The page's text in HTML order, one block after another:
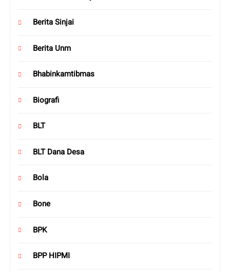
Berita Sinjai
Berita Unm
Bhabinkamtibmas
Biografi
BLT
BLT Dana Desa
Bola
Bone
BPK
BPP HIPMI